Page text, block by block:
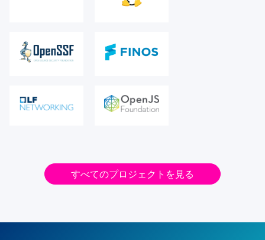
すべてのプロジェクトを見る